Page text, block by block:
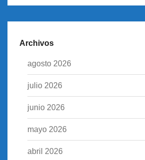
Archivos
agosto 2026
julio 2026
junio 2026
mayo 2026
abril 2026